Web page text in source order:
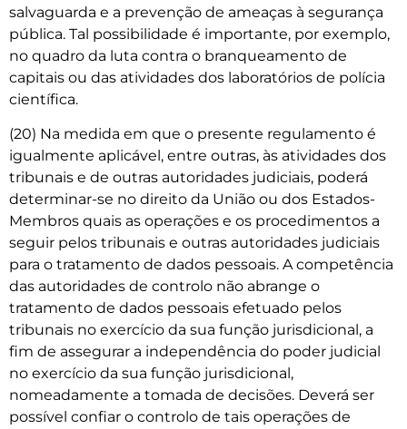
salvaguarda e a prevenção de ameaças à segurança
pública. Tal possibilidade é importante, por exemplo,
no quadro da luta contra o branqueamento de
capitais ou das atividades dos laboratórios de polícia
científica.
(20) Na medida em que o presente regulamento é
igualmente aplicável, entre outras, às atividades dos
tribunais e de outras autoridades judiciais, poderá
determinar-se no direito da União ou dos Estados-
Membros quais as operações e os procedimentos a
seguir pelos tribunais e outras autoridades judiciais
para o tratamento de dados pessoais. A competência
das autoridades de controlo não abrange o
tratamento de dados pessoais efetuado pelos
tribunais no exercício da sua função jurisdicional, a
fim de assegurar a independência do poder judicial
no exercício da sua função jurisdicional,
nomeadamente a tomada de decisões. Deverá ser
possível confiar o controlo de tais operações de